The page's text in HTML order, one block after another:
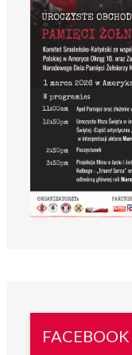
FACEBOOK